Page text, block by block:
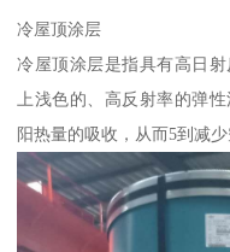
冷屋顶涂层
冷屋顶涂层是指具有高日
上浅色的、高反射率的弹
阳热量的吸收，从而5到减